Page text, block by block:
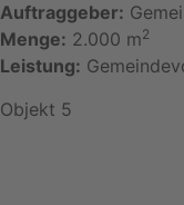
Auftraggeber:
Menge: 2.000 m2
Leistung:
Objekt 5